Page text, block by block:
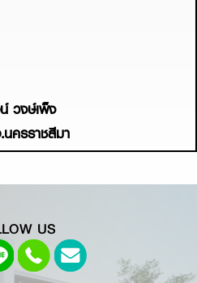
วงษ์เพ็ง
ครราชสีมา
US